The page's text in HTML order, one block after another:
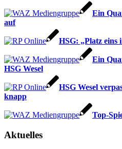
Ein
auf
HSG: „Platz eins
Ein
HSG Wesel
HSG Wesel
knapp
Top-
Aktuelles